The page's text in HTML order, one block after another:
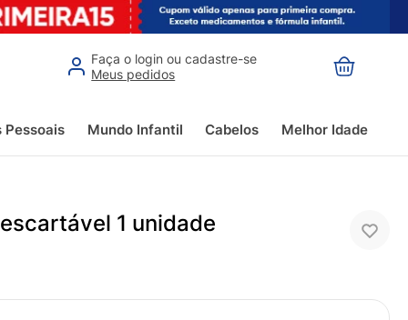
Faça o login ou cadastre-se
Meus pedidos
Pessoais Mundo Infantil Cabelos Melhor Idade
1 unidade